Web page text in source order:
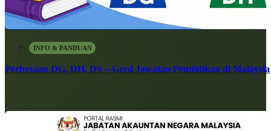
INFO & PANDUAN
Perbezaan DG, DH, DS – Gred Jawatan Pendidikan di Malaysia